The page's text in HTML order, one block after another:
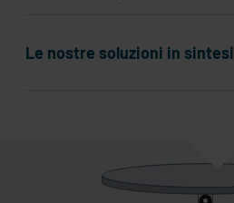
Le nostre soluzioni in sintesi